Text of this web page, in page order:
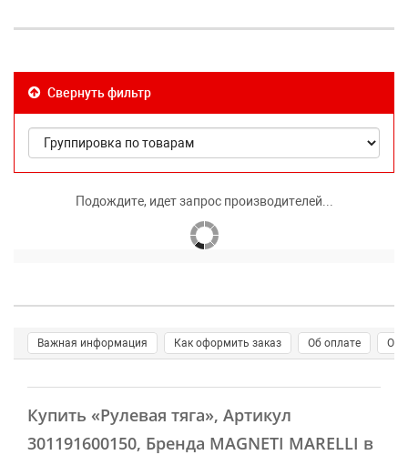
Свернуть фильтр
Подождите, идет запрос производителей...
Важная информация Как оформить заказ Об оплате О
Купить «Рулевая тяга», Артикул
301191600150, Бренда MAGNETI MARELLI в